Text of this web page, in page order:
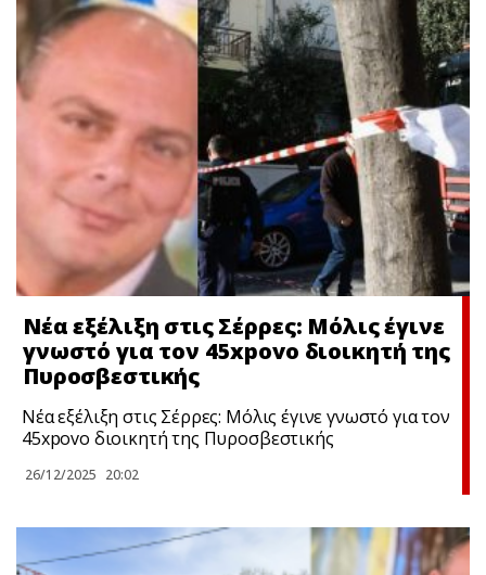
Νέα εξέλιξη στις Σέρρες: Μόλις έγινε
γνωστό για τον 45xpovo διοικητή της
Πυροσβεστικής
Νέα εξέλιξη στις Σέρρες: Μόλις έγινε γνωστό για τον
45xpovo διοικητή της Πυροσβεστικής
26/12/2025 20:02